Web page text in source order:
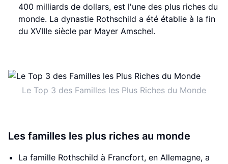
400 milliards de dollars, est l'une des plus riches du
monde. La dynastie Rothschild a été établie à la fin
du XVIIIe siècle par Mayer Amschel.
Le Top 3 des Familles les Plus Riches du Monde
Les familles les plus riches au monde
La famille Rothschild à Francfort, en Allemagne, a